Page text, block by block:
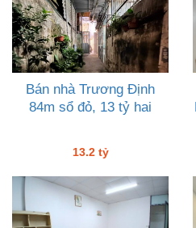
Bán nhà Trương Định
84m sổ đỏ, 13 tỷ hai
13.2 tỷ